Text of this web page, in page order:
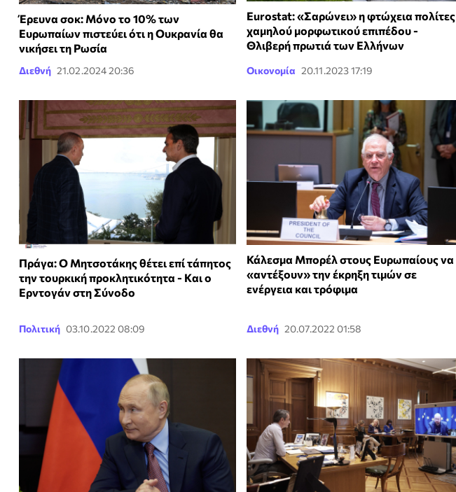
Έρευνα σοκ: Μόνο το 10% των
Ευρωπαίων πιστεύει ότι η Ουκρανία θα
νικήσει τη Ρωσία
Διεθνή 21.02.2024 20:36
Eurostat: «Σαρώνει» η φτώχεια πολίτες
χαμηλού μορφωτικού επιπέδου -
Θλιβερή πρωτιά των Ελλήνων
Οικονομία 20.11.2023 17:19
Πράγα: Ο Μητσοτάκης θέτει επί τάπητος
την τουρκική προκλητικότητα - Kαι ο
Ερντογάν στη Σύνοδο
Πολιτική 03.10.2022 08:09
Κάλεσμα Μπορέλ στους Ευρωπαίους να
«αντέξουν» την έκρηξη τιμών σε
ενέργεια και τρόφιμα
Διεθνή 20.07.2022 01:58